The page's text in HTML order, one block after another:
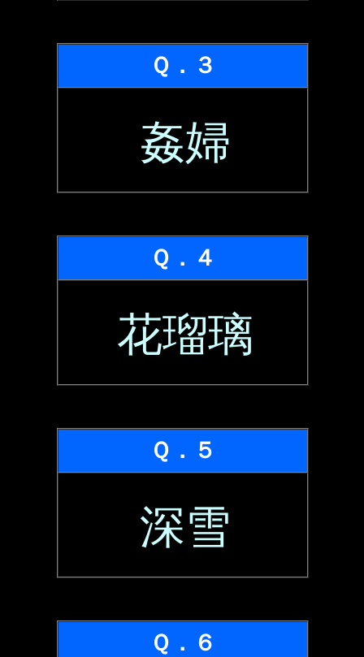
Ｑ．３
姦婦
Ｑ．４
花瑠璃
Ｑ．５
深雪
Ｑ．６